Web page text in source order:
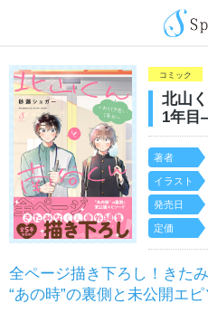
コミック
北山
1年
著者
イラスト
発売日
定価
全ページ描き下ろし！きた
“あの時”の裏側と未公開エ